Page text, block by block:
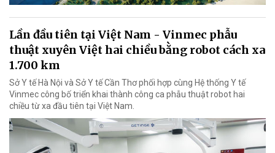
Lần đầu tiên tại Việt Nam - Vinmec phẫu
thuật xuyên Việt hai chiều bằng robot cách xa
1.700 km
Sở Y tế Hà Nội và Sở Y tế Cần Thơ phối hợp cùng Hệ thống Y tế
Vinmec công bố triển khai thành công ca phẫu thuật robot hai
chiều từ xa đầu tiên tại Việt Nam.